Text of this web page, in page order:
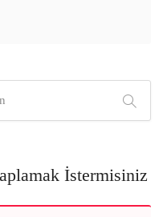
İstermisiniz